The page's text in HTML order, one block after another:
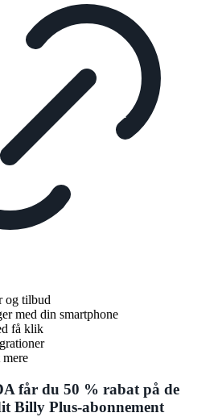
og tilbud
med din smartphone
få klik
mere
får du 50 % rabat på de
Billy Plus-abonnement